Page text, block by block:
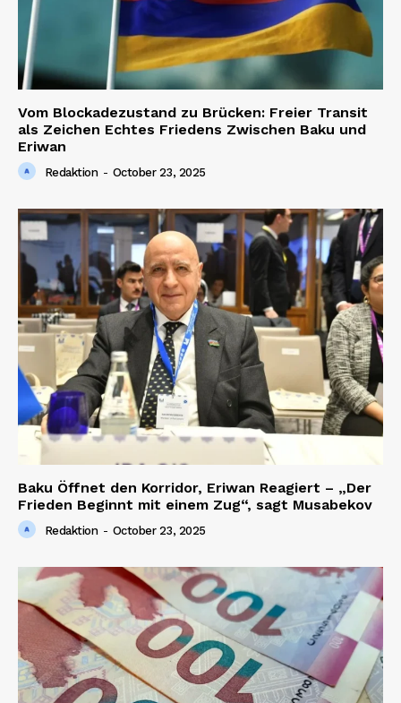
Vom Blockadezustand zu Brücken: Freier Transit
als Zeichen Echtes Friedens Zwischen Baku und
Eriwan
Redaktion - October 23, 2025
Baku Öffnet den Korridor, Eriwan Reagiert – „Der
Frieden Beginnt mit einem Zug“, sagt Musabekov
Redaktion - October 23, 2025